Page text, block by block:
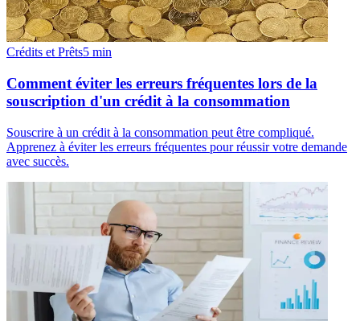
Crédits et Prêts5 min
Comment éviter les erreurs fréquentes lors de la
souscription d'un crédit à la consommation
Souscrire à un crédit à la consommation peut être compliqué.
Apprenez à éviter les erreurs fréquentes pour réussir votre demande
avec succès.